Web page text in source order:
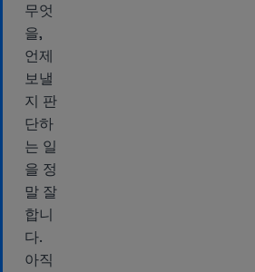
무엇
을,
언제
보낼
지 판
단하
는 일
을 정
말 잘
합니
다.
아직